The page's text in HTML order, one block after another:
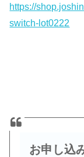
https://
switch-lot0222
お申し込